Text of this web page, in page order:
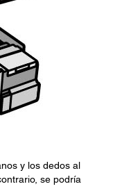
y los dedos al
se podría